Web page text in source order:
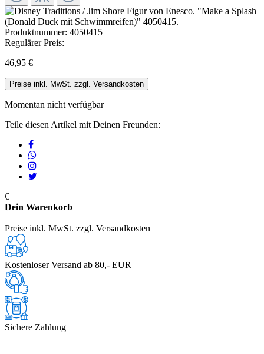
Produktnummer: 4050415
Regulärer Preis:
46,95 €
Preise inkl. MwSt. zzgl. Versandkosten
Momentan nicht verfügbar
Teile diesen Artikel mit Deinen Freunden:
€
Dein Warenkorb
Preise inkl. MwSt. zzgl. Versandkosten
Kostenloser Versand ab 80,- EUR
Sichere Zahlung